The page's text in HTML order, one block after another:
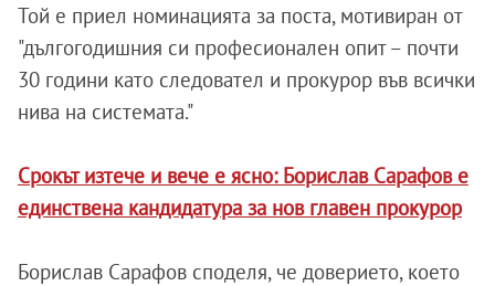
Той е приел номинацията за поста, мотивиран от
"дългогодишния си професионален опит – почти
30 години като следовател и прокурор във всички
нива на системата."
Срокът изтече и вече е ясно: Борислав Сарафов е
единствена кандидатура за нов главен прокурор
Борислав Сарафов споделя, че доверието, което